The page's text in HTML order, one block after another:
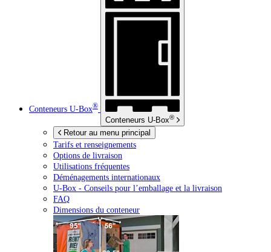
Conteneurs U-Box®
Conteneurs U-Box®
Retour au menu principal
Tarifs et renseignements
Options de livraison
Utilisations fréquentes
Déménagements internationaux
U-Box - Conseils pour l’emballage et la livraison
FAQ
Dimensions du conteneur